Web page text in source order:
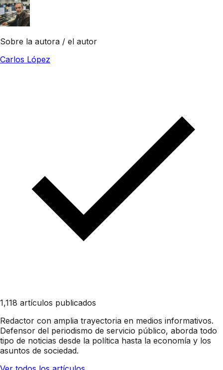
Sobre la autora / el autor
Carlos López
1,118 artículos publicados
Redactor con amplia trayectoria en medios informativos.
Defensor del periodismo de servicio público, aborda todo
tipo de noticias desde la política hasta la economía y los
asuntos de sociedad.